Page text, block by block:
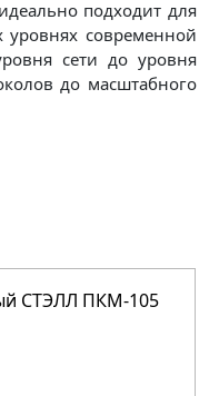
подходит для
уровнях современной
сети до уровня
до масштабного
СТЭЛЛ ПКМ-105